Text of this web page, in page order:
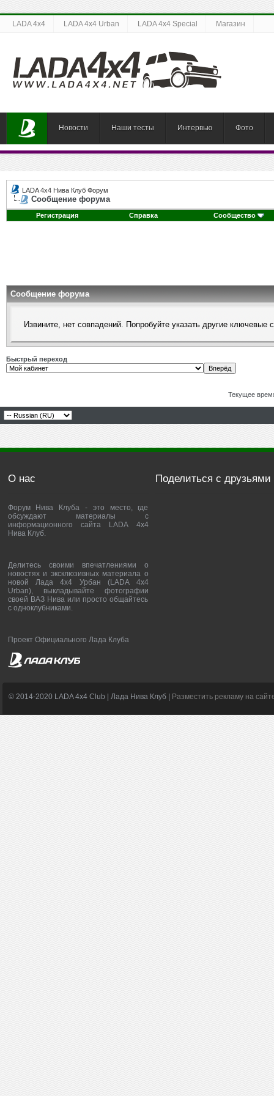
LADA 4x4 LADA 4x4 Urban LADA 4x4 Special Магазин
Новости Наши тесты Интервью Фото
LADA 4x4 Нива Клуб Форум
Сообщение форума
Регистрация Справка Сообщество
Сообщение форума
Извините, нет совпадений. Попробуйте указать другие ключевые
Быстрый переход
Текущее
О нас
Форум Нива Клуба - это место, где
обсуждают материалы с
информационного сайта LADA 4x4
Нива Клуб.
Делитесь своими впечатлениями о
новостях и эксклюзивных материала о
новой Лада 4х4 Урбан (LADA 4x4
Urban), выкладывайте фотографии
своей ВАЗ Нива или просто общайтесь
с одноклубниками.
Проект Официального Лада Клуба
Поделиться с друзьями
© 2014-2020 LADA 4x4 Club | Лада Нива Клуб | Разместить рекламу на